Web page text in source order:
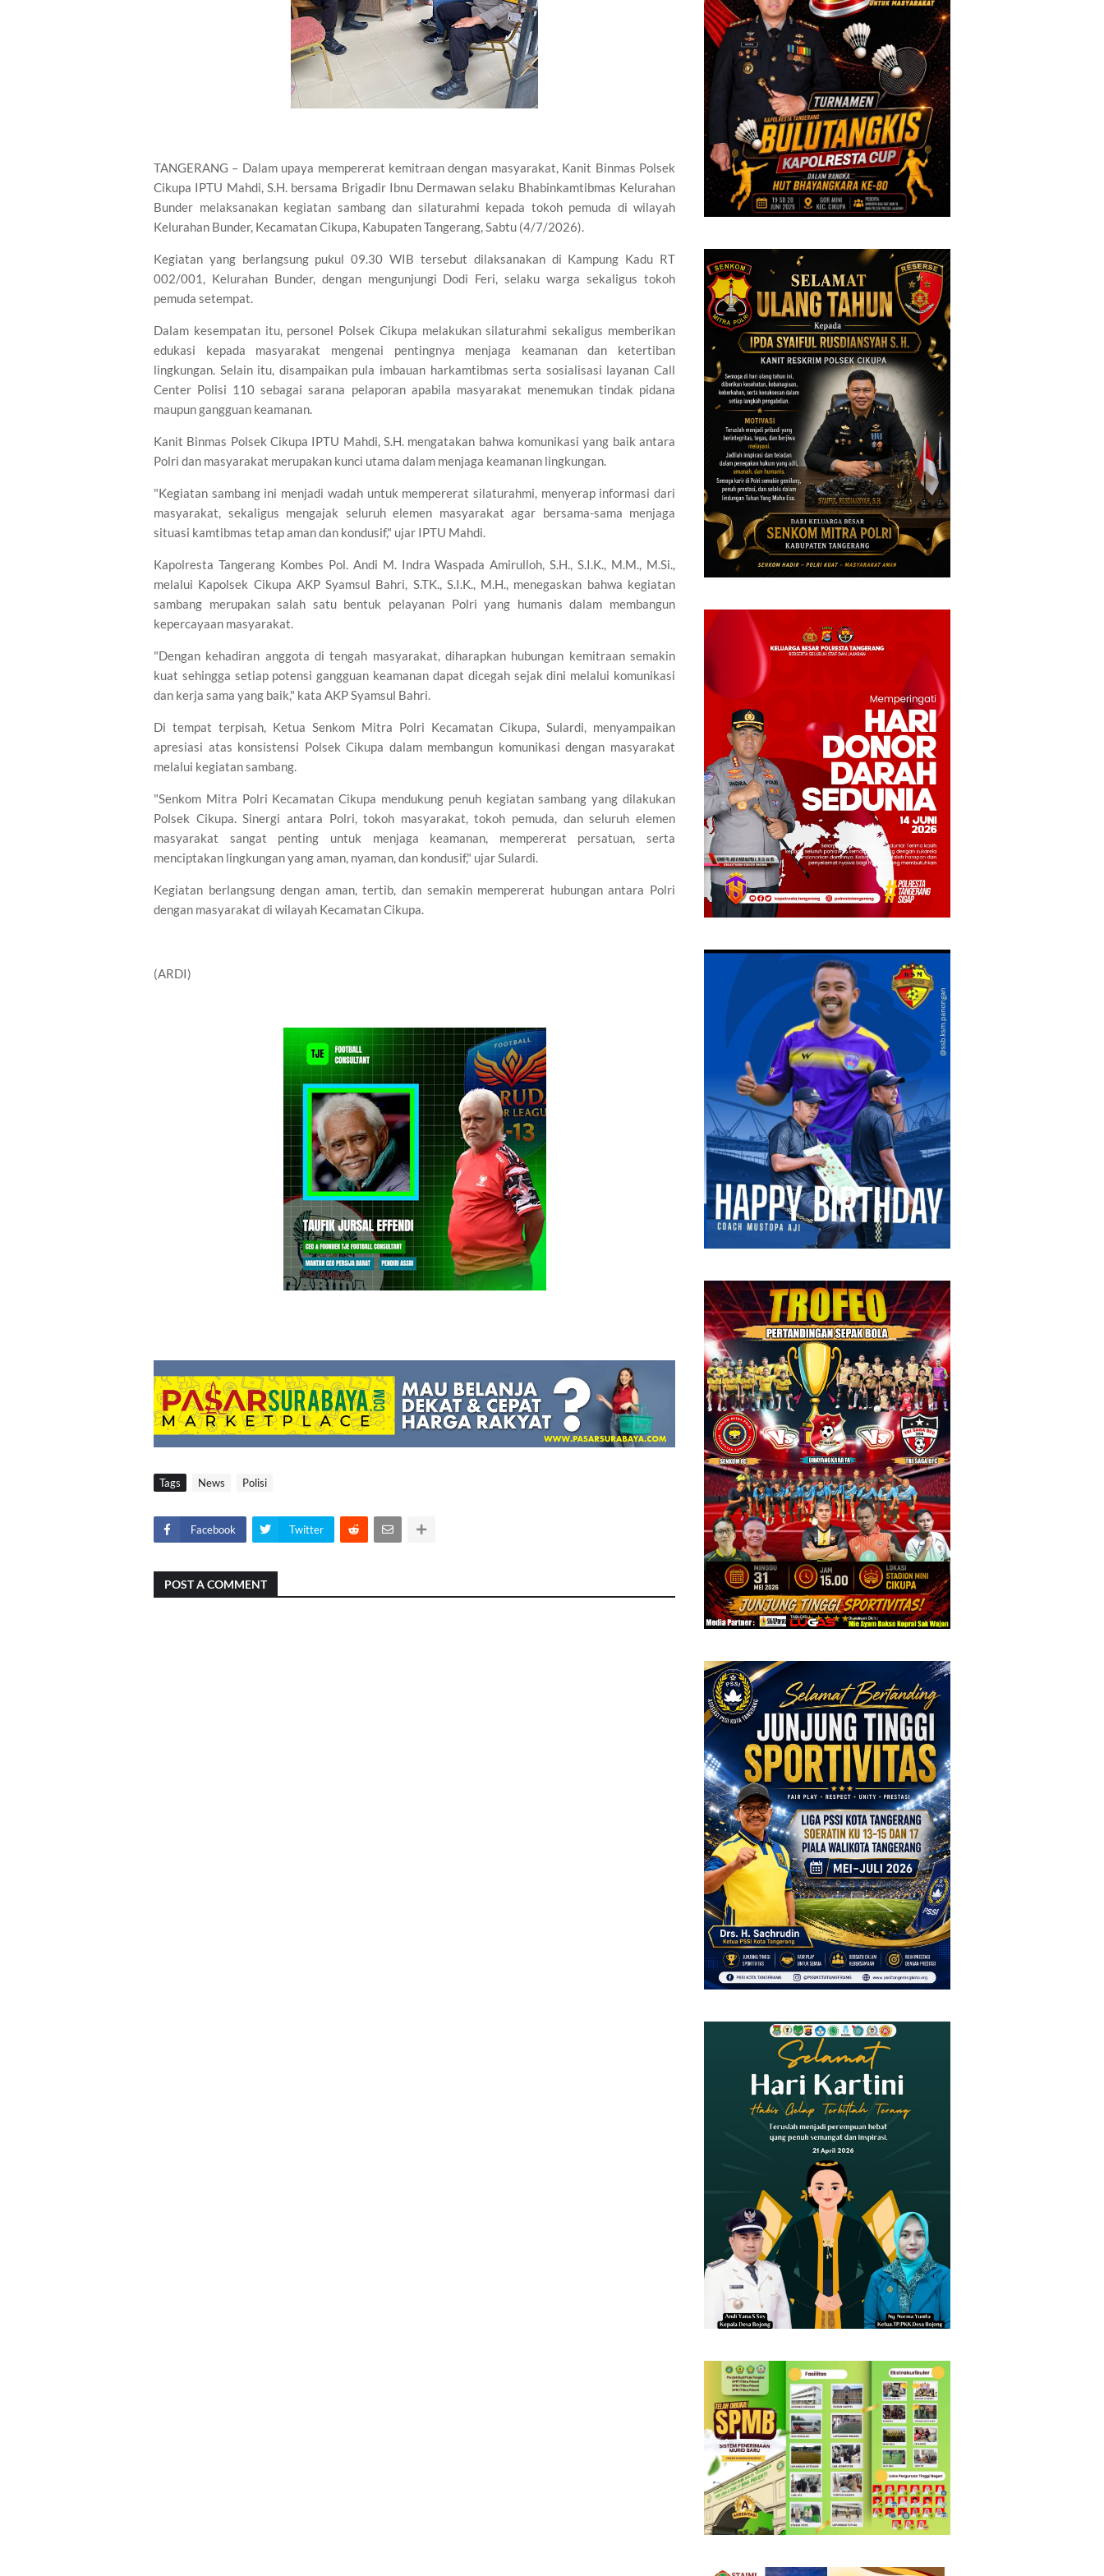
TANGERANG – Dalam upaya mempererat kemitraan dengan masyarakat, Kanit Binmas Polsek
Cikupa IPTU Mahdi, S.H. bersama Brigadir Ibnu Dermawan selaku Bhabinkamtibmas Kelurahan
Bunder melaksanakan kegiatan sambang dan silaturahmi kepada tokoh pemuda di wilayah
Kelurahan Bunder, Kecamatan Cikupa, Kabupaten Tangerang, Sabtu (4/7/2026).
Kegiatan yang berlangsung pukul 09.30 WIB tersebut dilaksanakan di Kampung Kadu RT
002/001, Kelurahan Bunder, dengan mengunjungi Dodi Feri, selaku warga sekaligus tokoh
pemuda setempat.
Dalam kesempatan itu, personel Polsek Cikupa melakukan silaturahmi sekaligus memberikan
edukasi kepada masyarakat mengenai pentingnya menjaga keamanan dan ketertiban
lingkungan. Selain itu, disampaikan pula imbauan harkamtibmas serta sosialisasi layanan Call
Center Polisi 110 sebagai sarana pelaporan apabila masyarakat menemukan tindak pidana
maupun gangguan keamanan.
Kanit Binmas Polsek Cikupa IPTU Mahdi, S.H. mengatakan bahwa komunikasi yang baik antara
Polri dan masyarakat merupakan kunci utama dalam menjaga keamanan lingkungan.
"Kegiatan sambang ini menjadi wadah untuk mempererat silaturahmi, menyerap informasi dari
masyarakat, sekaligus mengajak seluruh elemen masyarakat agar bersama-sama menjaga
situasi kamtibmas tetap aman dan kondusif," ujar IPTU Mahdi.
Kapolresta Tangerang Kombes Pol. Andi M. Indra Waspada Amirulloh, S.H., S.I.K., M.M., M.Si.,
melalui Kapolsek Cikupa AKP Syamsul Bahri, S.TK., S.I.K., M.H., menegaskan bahwa kegiatan
sambang merupakan salah satu bentuk pelayanan Polri yang humanis dalam membangun
kepercayaan masyarakat.
"Dengan kehadiran anggota di tengah masyarakat, diharapkan hubungan kemitraan semakin
kuat sehingga setiap potensi gangguan keamanan dapat dicegah sejak dini melalui komunikasi
dan kerja sama yang baik," kata AKP Syamsul Bahri.
Di tempat terpisah, Ketua Senkom Mitra Polri Kecamatan Cikupa, Sulardi, menyampaikan
apresiasi atas konsistensi Polsek Cikupa dalam membangun komunikasi dengan masyarakat
melalui kegiatan sambang.
"Senkom Mitra Polri Kecamatan Cikupa mendukung penuh kegiatan sambang yang dilakukan
Polsek Cikupa. Sinergi antara Polri, tokoh masyarakat, tokoh pemuda, dan seluruh elemen
masyarakat sangat penting untuk menjaga keamanan, mempererat persatuan, serta
menciptakan lingkungan yang aman, nyaman, dan kondusif," ujar Sulardi.
Kegiatan berlangsung dengan aman, tertib, dan semakin mempererat hubungan antara Polri
dengan masyarakat di wilayah Kecamatan Cikupa.
(ARDI)
Tags News Polisi
Facebook Twitter
POST A COMMENT